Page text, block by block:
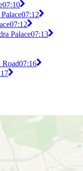
07:10
07:12
07:12
Palace07:13
Road07:16